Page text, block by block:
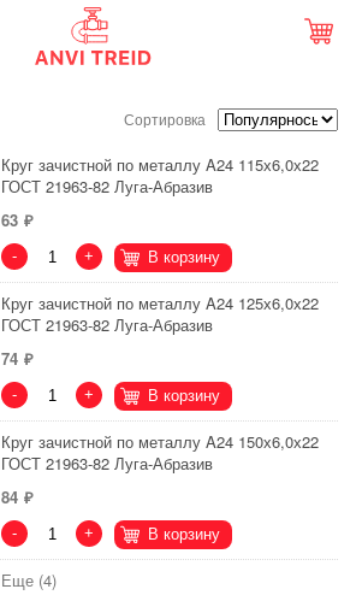
Сортировка
Круг зачистной по металлу A24 115х6,0х22
ГОСТ 21963-82 Луга-Абразив
63
- + В корзину
Круг зачистной по металлу A24 125х6,0х22
ГОСТ 21963-82 Луга-Абразив
74
- + В корзину
Круг зачистной по металлу A24 150х6,0х22
ГОСТ 21963-82 Луга-Абразив
84
- + В корзину
Еще (4)